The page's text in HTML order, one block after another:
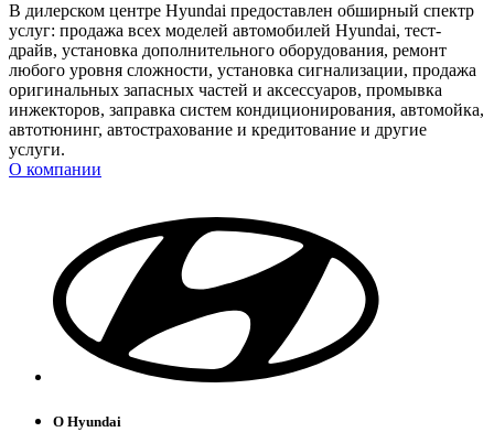
В дилерском центре Hyundai предоставлен обширный спектр
услуг: продажа всех моделей автомобилей Hyundai, тест-
драйв, установка дополнительного оборудования, ремонт
любого уровня сложности, установка сигнализации, продажа
оригинальных запасных частей и аксессуаров, промывка
инжекторов, заправка систем кондиционирования, автомойка,
автотюнинг, автострахование и кредитование и другие
услуги.
О компании
О Hyundai